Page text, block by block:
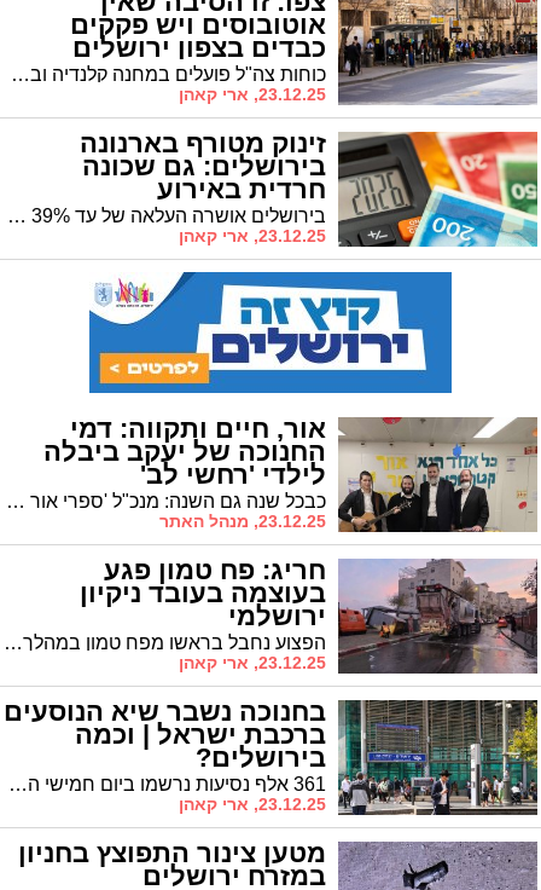
אוטובוסים ויש פקקים
כבדים בצפון ירושלים
כוחות צה"ל פועלים במחנה קלנדיה ובכפר עקב תוך עימותים קשים • מחסום קלנדיה נסגר ובשל כך נרשמים שיבושי תנועה ועיכובים בתחבורה הציבורית בכל איזור צפון העיר
23.12.25, ארי קאהן
זינוק מטורף בארנונה
בירושלים: גם שכונה
חרדית באירוע
בירושלים אושרה העלאה של עד 39% בשכונות מסוימות • ברחובות עד 8% • לעומת זאת בקשת רמת גן להעלאה במתחם הבורסה סורבה
23.12.25, ארי קאהן
אור, חיים ותקווה: דמי
החנוכה של יעקב ביבלה
לילדי 'רחשי לב'
כבכל שנה גם השנה: מנכ"ל 'ספרי אור החיים' הפתיע את ילדי המחלקה האונקולוגית ב'שיבא' עם דמי חנוכה - מיטב ספרי ההוצאה
23.12.25, מנהל האתר
חריג: פח טמון פגע
בעוצמה בעובד ניקיון
ירושלמי
הפצוע נחבל בראשו מפח טמון במהלך עבודתו ברחוב חזקיהו שבתאי • פונה לבית החולים לאחר טיפול ראשוני
23.12.25, ארי קאהן
בחנוכה נשבר שיא הנוסעים
ברכבת ישראל | וכמה
בירושלים?
361 אלף נסיעות נרשמו ביום חמישי האחרון • בירושלים נרשמו 55,500 נסיעות עם שתי רכבות בלבד בשעה לכל כיוון
23.12.25, ארי קאהן
מטען צינור התפוצץ בחניון
במזרח ירושלים